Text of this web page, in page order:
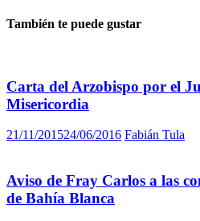
También te puede gustar
Carta del Arzobispo por el
Misericordia
21/11/201524/06/2016 Fabián Tula
Aviso de Fray Carlos a las
de Bahía Blanca